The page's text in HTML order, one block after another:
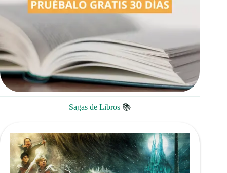
Sagas de Libros 📚